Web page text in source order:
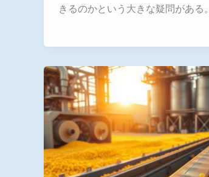
きるのかという大きな疑問がある。